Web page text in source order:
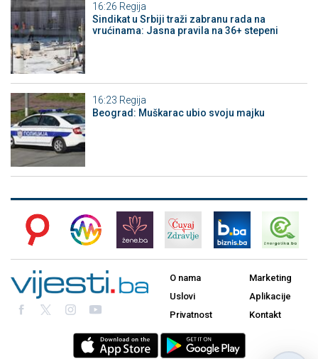
16:26 Regija
Sindikat u Srbiji traži zabranu rada na
vrućinama: Jasna pravila na 36+ stepeni
16:23 Regija
Beograd: Muškarac ubio svoju majku
O nama
Uslovi
Privatnost
Marketing
Aplikacije
Kontakt